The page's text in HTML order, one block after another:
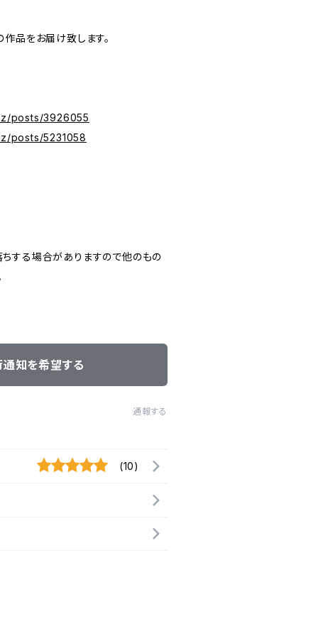
品をお届け致します。
posts/3926055
posts/5231058
する場合がありますので他のもの
知を希望する
通報する
(10)